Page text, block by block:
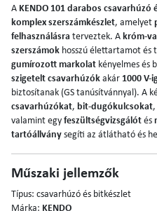
A KENDO 101 darabos csavarhúzó
komplex szerszámkészlet, amelyet
felhasználásra terveztek. A króm-
szerszámok hosszú élettartamot és
gumírozott markolat kényelmes és
szigetelt csavarhúzók akár 1000 V-
biztosítanak (GS tanúsítvánnyal). A
csavarhúzókat, bit-dugókulcsokat,
valamint egy feszültségvizsgálót és
tartóállvány segíti az átlátható és
Műszaki jellemzők
Típus: csavarhúzó és bitkészlet
Márka: KENDO